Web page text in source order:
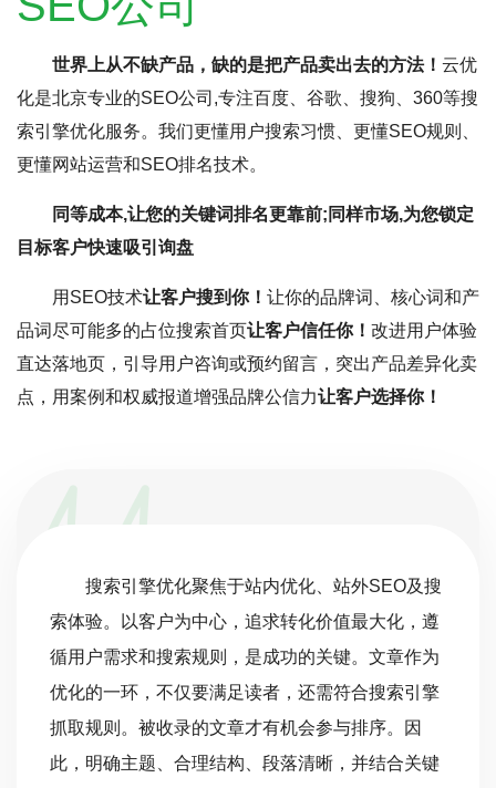
世界上从不缺产品，缺的是把产品卖出去的方法！ 云优
化是北京专业的SEO公司,专注百度、谷歌、搜狗、360等搜
索引擎优化服务。我们更懂用户搜索习惯、更懂SEO规则、
更懂网站运营和SEO排名技术。
同等成本,让您的关键词排名更靠前;同样市场,为您锁定
目标客户快速吸引询盘
用SEO技术让客户搜到你！ 让你的品牌词、核心词和产
品词尽可能多的占位搜索首页让客户信任你！ 改进用户体验
直达落地页，引导用户咨询或预约留言，突出产品差异化卖
点，用案例和权威报道增强品牌公信力让客户选择你！
搜索引擎优化聚焦于站内优化、站外SEO及搜
索体验。以客户为中心，追求转化价值最大化，遵
循用户需求和搜索规则，是成功的关键。文章作为
优化的一环，不仅要满足读者，还需符合搜索引擎
抓取规则。被收录的文章才有机会参与排序。因
此，明确主题、合理结构、段落清晰，并结合关键